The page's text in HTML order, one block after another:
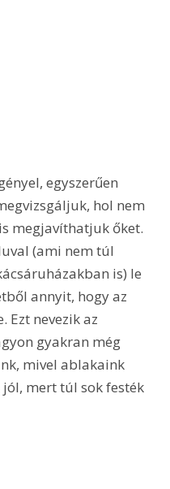
egyszerűen
hol nem
megjavíthatjuk őket.
(ami nem túl
is) le
annyit, hogy az
nevezik az
gyakran még
mivel ablakaink
mert túl sok festék